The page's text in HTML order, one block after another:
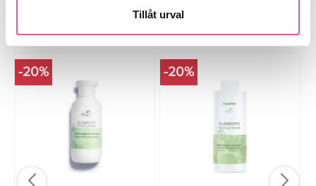
Tillåt urval
Liknande produkter
-20% -20%